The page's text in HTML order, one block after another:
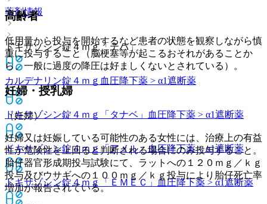
薬剤情報
ドキサゾシン錠４ｍｇ「テバ」
カルデナリン錠４ｍｇ 血圧降下薬 > α1遮断薬
ドキサゾシン錠４ｍｇ「タナベ」 血圧降下薬 > α1遮断薬
ドキサゾシン錠４ｍｇ「アメル」血圧降下薬 > α1遮断薬
ドキサゾシン錠４ｍｇ「ＥＭＥＣ」 血圧降下薬 > α1遮断薬
高齢者
低用量から投与を開始するなど患者の状態を観察しながら慎
重に投与すること（脳梗塞等が起こるおそれがあることか
ら、一般に過度の降圧は好ましくないとされている）。
妊婦・授乳婦
（妊婦）
妊婦又は妊娠している可能性のある女性には、治療上の有益
性が危険性を上回ると判断される場合にのみ投与すること。
胎仔器官形成期投与試験にて、ラットへの１２０ｍｇ／ｋｇ
投与及びウサギへの１００ｍｇ／ｋｇ投与により胎仔死亡率
増加が報告されている。